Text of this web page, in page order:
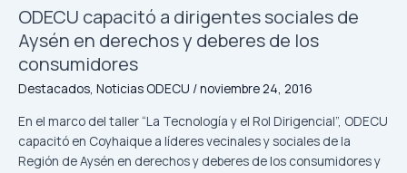
ODECU capacitó a dirigentes sociales de
Aysén en derechos y deberes de los
consumidores
Destacados, Noticias ODECU /noviembre 24, 2016
En el marco del taller “La Tecnología y el Rol Dirigencial”, ODECU
capacitó en Coyhaique a líderes vecinales y sociales de la
Región de Aysén en derechos y deberes de los consumidores y
de
los
consumidores